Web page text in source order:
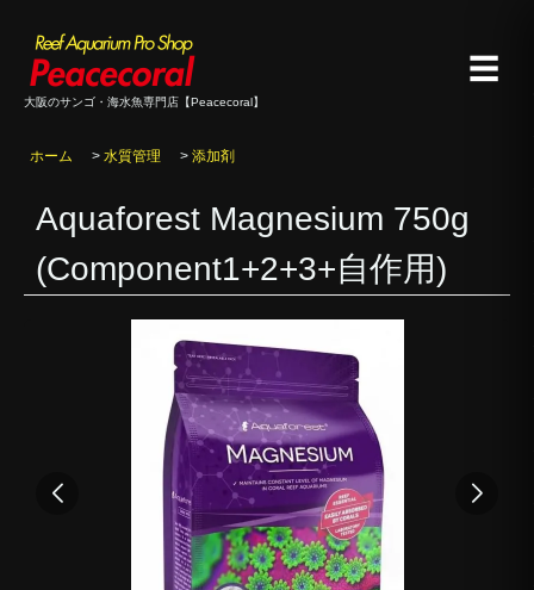
大阪のサンゴ・海水魚専門店【Peacecoral】
☰
ホーム > 水質管理 > 添加剤
Aquaforest Magnesium 750g
(Component1+2+3+自作用)